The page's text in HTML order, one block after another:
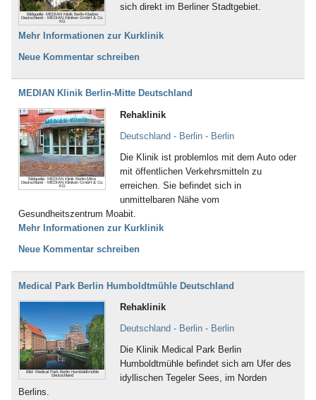
Bildquelle: MEDIAN Klinik Berlin-Kladow
Deutschland - MEDIAN Kliniken GmbH & Co.
KG
sich direkt im Berliner Stadtgebiet.
Mehr Informationen zur Kurklinik
Neue Kommentar schreiben
MEDIAN Klinik Berlin-Mitte Deutschland
Bildquelle: MEDIAN Klinik Berlin-Mitte
Deutschland - MEDIAN Kliniken GmbH & Co.
KG
Rehaklinik
Deutschland - Berlin - Berlin
Die Klinik ist problemlos mit dem Auto oder
mit öffentlichen Verkehrsmitteln zu
erreichen. Sie befindet sich in
unmittelbaren Nähe vom
Gesundheitszentrum Moabit.
Mehr Informationen zur Kurklinik
Neue Kommentar schreiben
Medical Park Berlin Humboldtmühle Deutschland
Bild: Medical Park Berlin Humboldtmühle
Deutschland
Rehaklinik
Deutschland - Berlin - Berlin
Die Klinik Medical Park Berlin
Humboldtmühle befindet sich am Ufer des
idyllischen Tegeler Sees, im Norden
Berlins.